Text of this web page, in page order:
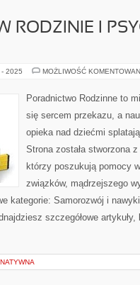
RODZINIE I
2025 MOŻLIWOŚĆ
Poradnictwo Rodzinne to
się sercem przekazu, a
opieka nad dziećmi
Strona została stworzona
którzy poszukują pomocy
związków, mądrzejszego
kategorie: Samorozwój i
szczegółowe